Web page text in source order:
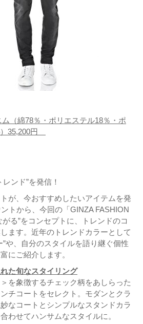
（綿78％・ポリエステル18％・ポ
）35,200円
ンド”を発信！
が、今おすすめしたいアイテムを発
トから、今回の「GINZA FASHION
る”をコンセプトに、トレンドのコ
ます。近年のトレンドカラーとして
”や、自分のスタイルを語り継ぐ個性
にご紹介します。
た旬なスタイリング
を象徴するチェック柄をあしらった
チコートをセレクト。モダンとクラ
なコートとシンプルなスタンドカラ
わせてハンサムなスタイルに。